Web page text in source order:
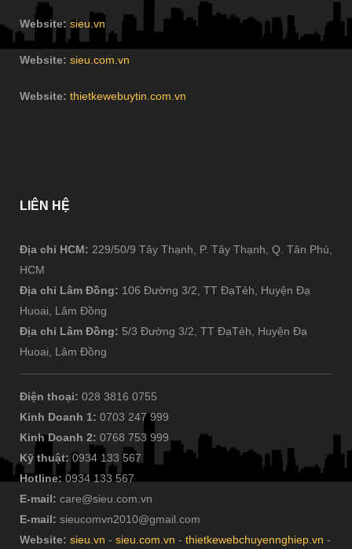
Website: sieu.vn
Website: sieu.com.vn
Website: thietkewebuytin.com.vn
LIÊN HỆ
Địa chỉ HCM: 229/50/9 Tây Thạnh, P. Tây Thạnh, Q. Tân Phú,
HCM
Địa chỉ Lâm Đồng: 106 Đường 3/2, TT ĐạTẻh, Huyện Đạ
Huoai, Lâm Đồng
Địa chỉ Lâm Đồng: 5/3 Đường 3/2, TT ĐạTẻh, Huyện Đạ
Huoai, Lâm Đồng
Điện thoại: 028 3816 0755
Kinh Doanh 1: 0703 247 999
Kinh Doanh 2: 0768 753 999
Kỹ thuật: 0934 133 567
Hotline: 0934 133 567
E-mail: care@sieu.com.vn
E-mail: sieucomvn2010@gmail.com
Website: sieu.vn - sieu.com.vn - thietkewebchuyennghiep.vn -